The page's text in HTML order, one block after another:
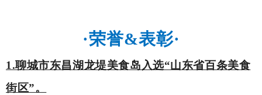
·荣誉&表彰·
1.聊城市东昌湖龙堤美食岛入选“山东省百条美食
街区”。